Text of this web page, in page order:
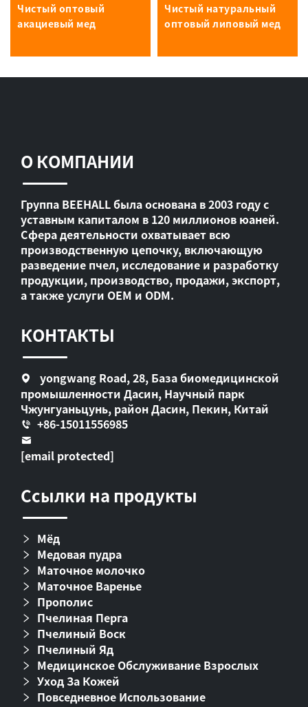
Чистый оптовый
акациевый мед
Чистый натуральный
оптовый липовый мед
О КОМПАНИИ
Группа BEEHALL была основана в 2003 году с
уставным капиталом в 120 миллионов юаней.
Сфера деятельности охватывает всю
производственную цепочку, включающую
разведение пчел, исследование и разработку
продукции, производство, продажи, экспорт,
а также услуги OEM и ODM.
КОНТАКТЫ
yongwang Road, 28, База биомедицинской
промышленности Дасин, Научный парк
Чжунгуаньцунь, район Дасин, Пекин, Китай
+86-15011556985
[email protected]
Ссылки на продукты
Мёд
Медовая пудра
Маточное молочко
Маточное Варенье
Прополис
Пчелиная Перга
Пчелиный Воск
Пчелиный Яд
Медицинское Обслуживание Взрослых
Уход За Кожей
Повседневное Использование